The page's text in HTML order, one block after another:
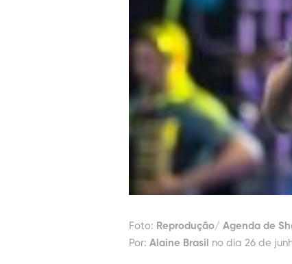
Foto: Reprodução/ Agenda de
Por: Alaine Brasil no dia 26 de